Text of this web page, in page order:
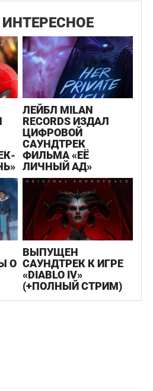
ЛЕЙБЛ MILAN
RECORDS ИЗДАЛ
ЦИФРОВОЙ
САУНДТРЕК
ФИЛЬМА «ЕЁ
ЛИЧНЫЙ АД»
О
ВЫПУЩЕН
САУНДТРЕК К ИГРЕ
«DIABLO IV»
(+ПОЛНЫЙ СТРИМ)